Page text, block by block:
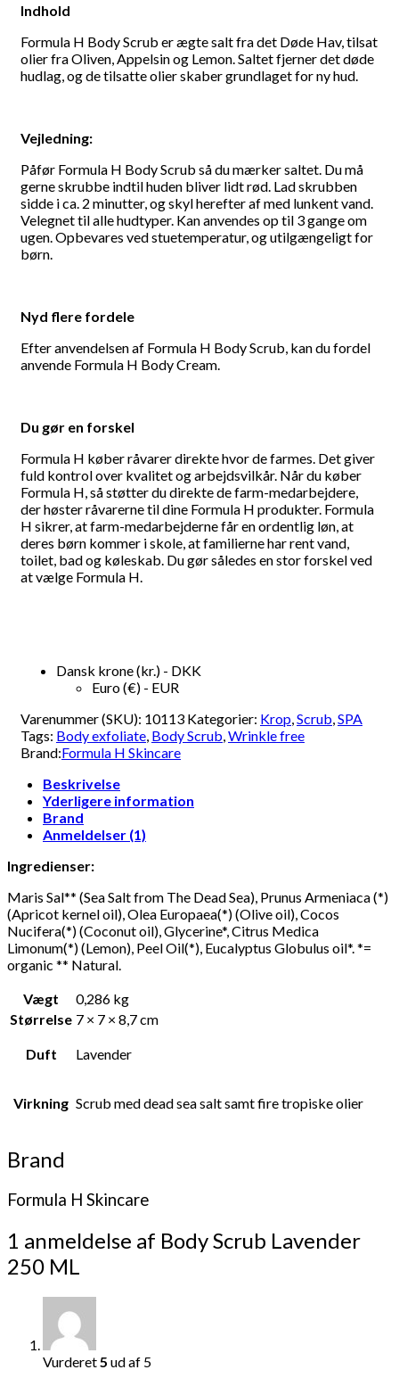
Indhold
Formula H Body Scrub er ægte salt fra det Døde Hav, tilsat
olier fra Oliven, Appelsin og Lemon. Saltet fjerner det døde
hudlag, og de tilsatte olier skaber grundlaget for ny hud.
Vejledning:
Påfør Formula H Body Scrub så du mærker saltet. Du må
gerne skrubbe indtil huden bliver lidt rød. Lad skrubben
sidde i ca. 2 minutter, og skyl herefter af med lunkent vand.
Velegnet til alle hudtyper. Kan anvendes op til 3 gange om
ugen. Opbevares ved stuetemperatur, og utilgængeligt for
børn.
Nyd flere fordele
Efter anvendelsen af Formula H Body Scrub, kan du fordel
anvende Formula H Body Cream.
Du gør en forskel
Formula H køber råvarer direkte hvor de farmes. Det giver
fuld kontrol over kvalitet og arbejdsvilkår. Når du køber
Formula H, så støtter du direkte de farm-medarbejdere,
der høster råvarerne til dine Formula H produkter. Formula
H sikrer, at farm-medarbejderne får en ordentlig løn, at
deres børn kommer i skole, at familierne har rent vand,
toilet, bad og køleskab. Du gør således en stor forskel ved
at vælge Formula H.
Dansk krone (kr.) - DKK
Euro (€) - EUR
Varenummer (SKU): 10113 Kategorier: Krop,Scrub,SPA
Tags: Body exfoliate, Body Scrub,Wrinkle free
Brand:Formula H Skincare
Beskrivelse
Yderligere information
Brand
Anmeldelser (1)
Ingredienser:
Maris Sal** (Sea Salt from The Dead Sea), Prunus Armeniaca (*)
(Apricot kernel oil), Olea Europaea(*) (Olive oil), Cocos
Nucifera(*) (Coconut oil), Glycerine*, Citrus Medica
Limonum(*) (Lemon), Peel Oil(*), Eucalyptus Globulus oil*. *=
organic ** Natural.
Vægt
0,286 kg
Størrelse 7 × 7 × 8,7 cm
Duft Lavender
Virkning Scrub med dead sea salt samt fire tropiske olier
Brand
Formula H Skincare
1 anmeldelse af Body Scrub Lavender
250 ML
Vurderet 5 ud af 5